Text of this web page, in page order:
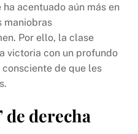
acentuado aún más en
maniobras
Por ello, la clase
victoria con un profundo
de que les
de derecha